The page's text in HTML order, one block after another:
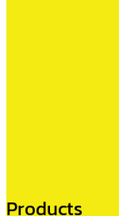
Products